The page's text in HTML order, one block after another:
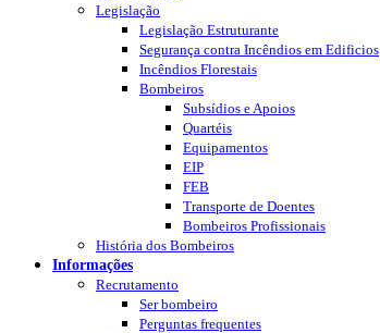
Legislação
Legislação Estruturante
Segurança contra Incêndios em Edificios
Incêndios Florestais
Bombeiros
Subsídios e Apoios
Quartéis
Equipamentos
EIP
FEB
Transporte de Doentes
Bombeiros Profissionais
História dos Bombeiros
Informações
Recrutamento
Ser bombeiro
Perguntas frequentes